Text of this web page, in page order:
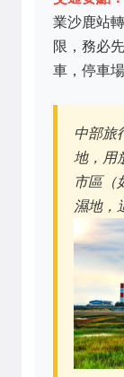
業沙鹿站
限，務必
車，停車
中部旅
地，用
市區（
濕地，